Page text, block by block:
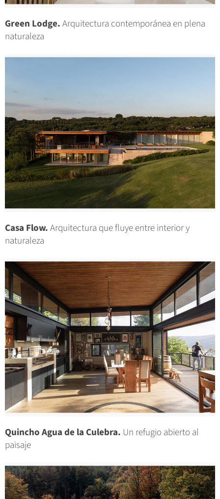
Green Lodge.Arquitectura contemporánea en plena
naturaleza
Casa Flow.Arquitectura que fluye entre interior y
naturaleza
Quincho Agua de la Culebra. Un refugio abierto al
paisaje